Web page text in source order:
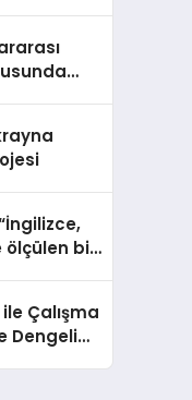
Koydu
ölçülen bir
Çalışma
Dengeli